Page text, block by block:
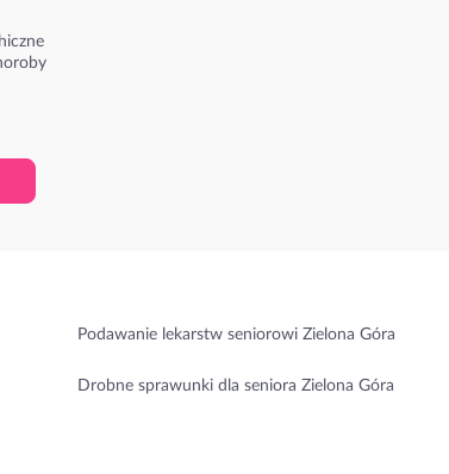
Podawanie lekarstw seniorowi Zielona Góra
Drobne sprawunki dla seniora Zielona Góra